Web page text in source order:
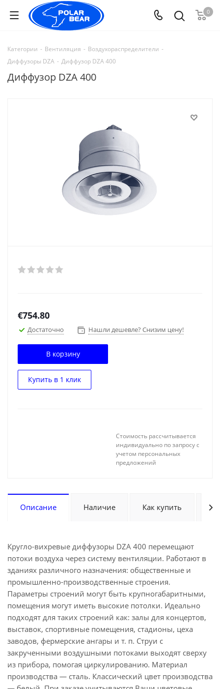
0
Категории - Вентиляция - Воздухораспределители -
Диффузоры DZA - Диффузор DZA 400
Диффузор DZA 400
€754.80
Достаточно Нашли дешевле? Снизим цену!
В корзину
Купить в 1 клик
Стоимость рассчитывается
индивидуально по запросу с
учетом персональных
предложений
Описание Наличие Как купить
Кругло-вихревые диффузоры DZA 400 перемещают
потоки воздуха через систему вентиляции. Работают в
зданиях различного назначения: общественные и
промышленно-производственные строения.
Параметры строений могут быть крупногабаритными,
помещения могут иметь высокие потолки. Идеально
подходят для таких строений как: залы для концертов,
выставок, спортивные помещения, стадионы, цеха
заводов, фермерские ангары и т. п. Струи с
закрученными воздушными потоками выходят сверху
из прибора, помогая циркулированию. Материал
производства — сталь. Классический цвет производства